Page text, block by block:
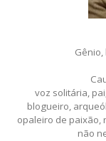
voz solitária,
blogueiro,
opaleiro de paixão,
não